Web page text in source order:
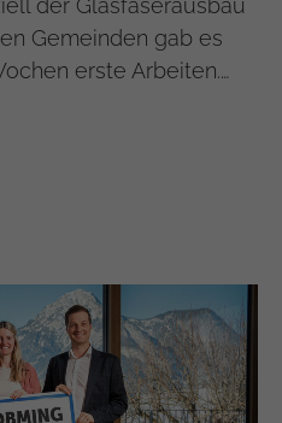
Gemeinden gab es
erste Arbeiten.…